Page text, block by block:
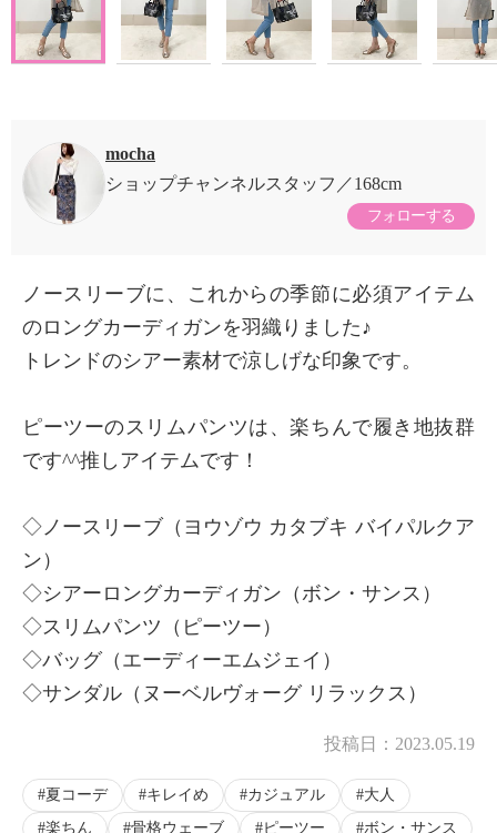
mocha
ショップチャンネルスタッフ
168cm
フォローする
ノースリーブに、これからの季節に必須アイテム
のロングカーディガンを羽織りました♪
トレンドのシアー素材で涼しげな印象です。
ピーツーのスリムパンツは、楽ちんで履き地抜群
です^^推しアイテムです！
◇ノースリーブ（ヨウゾウ カタブキ バイパルクア
ン）
◇シアーロングカーディガン（ボン・サンス）
◇スリムパンツ（ピーツー）
◇バッグ（エーディーエムジェイ）
◇サンダル（ヌーベルヴォーグ リラックス）
投稿日： 2023.05.19
夏コーデ キレイめ カジュアル
大人
楽ちん
骨格ウェーブ ピーツー
ボン・サンス